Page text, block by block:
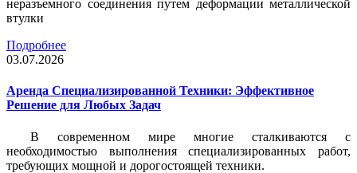
неразъемного соединения путем деформации металлической
втулки
Подробнее
03.07.2026
Аренда Специализированной Техники: Эффективное
Решение для Любых Задач
В современном мире многие сталкиваются с
необходимостью выполнения специализированных работ,
требующих мощной и дорогостоящей техники.